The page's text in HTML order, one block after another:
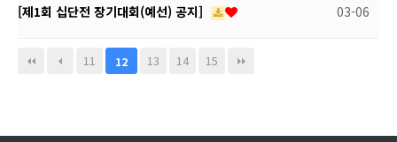
[제1회 십단전 장기대회(예선) 공지] 03-06
11 12 13 14 15